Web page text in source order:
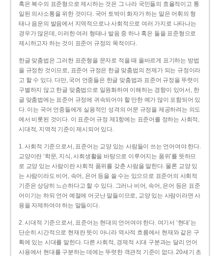
혹은 복수의 표준형으로 제시하는 것은 그 나라 국민들의 효율적이고 통
일된 의사소통을 위한 것이다. 국어 토박이 화자가 하는 말은 어휘의 형
태나 음운의 발음에서 지역적으로나 사회적으로 여러 가지로 나타나는
경우가 많은데, 이러한 여러 형태나 발음 중 하나 혹은 둘을 표준형으로
제시하고자 하는 것이 표준어 규정의 목적이다.
한글 맞춤법은 그러한 표준형을 문자로 적을 때 올바르게 표기하는 방법
을 규정한 것이므로, 표준어 규정은 한글 맞춤법의 전제가 되는 규정이라
고 할 수 있다. 다만, 국어 언중들은 한글 맞춤법과 표준어 규정을 뚜렷이
구별하지 않고 한글 맞춤법으로 일원화하여 이해하는 경향이 있어서, 한
글 맞춤법에는 표준어 규정에 귀속되어야 할 만한 예가 많이 포함되어 있
다. 이는 국어 언중들에게 실용적인 성격의 어문 규정을 제공하려는 의도
에서 비롯된 것이다. 이 표준어 규정 제1항에는 표준어를 정하는 사회적,
시대적, 지역적 기준이 제시되어 있다.
1. 사회적 기준으로서, 표준어는 교양 있는 사람들이 쓰는 언어여야 한다.
교양이란 ‘학문, 지식, 사회생활을 바탕으로 이루어지는 품위’를 뜻하므
로 교양 있는 사람이란 사회적 품위를 갖춘 사람을 말한다. 물론 교양 있
는 사람이라도 비어, 속어, 은어 등을 쓸 수는 있으므로 표준어의 사회적
기준은 상당히 느슨하다고 할 수 있다. 그러나 비어, 속어, 은어 등은 표준
어이기는 하되 언어 예절에 어긋난 말들이므로, 교양 있는 사람이라면 사
용을 자제하여야 하는 말들이다.
2. 시대적 기준으로서, 표준어는 현대의 언어여야 한다. 여기서 ‘현대’는
단순히 시간적으로 현재란 뜻이 아니라 역사적 흐름에서 현재와 같은 구
획에 있는 시대를 말한다. 다른 사회적, 경제적 시대 구분과는 달리 언어
사용에서 현대를 구분하는 데에는 뚜렷한 객관적 기준이 없다. 20세기 초